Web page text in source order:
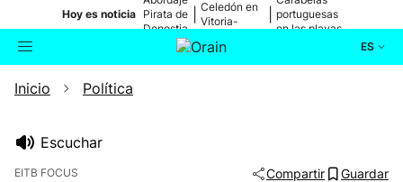
Hoy es noticia Pirata de
Donostia
Celedón en
Vitoria-
portuguesas
en las playas
ES
Buscador
Inicio Política
Escuchar
EITB FOCUS Compartir Guardar